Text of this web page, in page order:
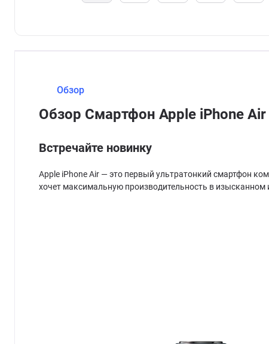
Обзор
Обзор Смартфон Apple iPhone Air
Встречайте новинку
Apple iPhone Air — это первый ультратонкий смартфон
хочет максимальную производительность в